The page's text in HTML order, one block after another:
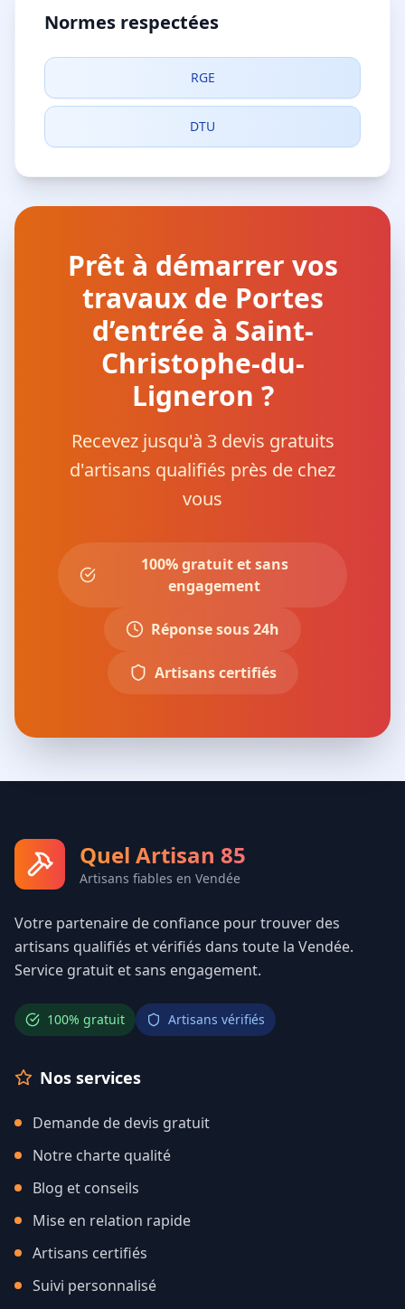
Normes respectées
RGE
DTU
Prêt à démarrer vos
travaux de Portes
d’entrée à Saint-
Christophe-du-
Ligneron ?
Recevez jusqu'à 3 devis gratuits
d'artisans qualifiés près de chez
vous
100% gratuit et sans
engagement
Réponse sous 24h
Artisans certifiés
Quel Artisan 85
Artisans fiables en Vendée
Votre partenaire de confiance pour trouver des
artisans qualifiés et vérifiés dans toute la Vendée.
Service gratuit et sans engagement.
100% gratuit Artisans vérifiés
Nos services
Demande de devis gratuit
Notre charte qualité
Blog et conseils
Mise en relation rapide
Artisans certifiés
Suivi personnalisé